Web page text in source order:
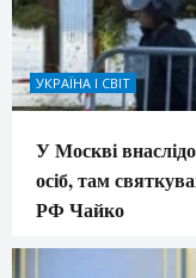
УКРАЇНА І СВІТ
У Москві
осіб, там
РФ Чайко